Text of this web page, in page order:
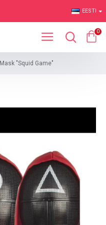
EESTI
0
Mask "Squid Game"